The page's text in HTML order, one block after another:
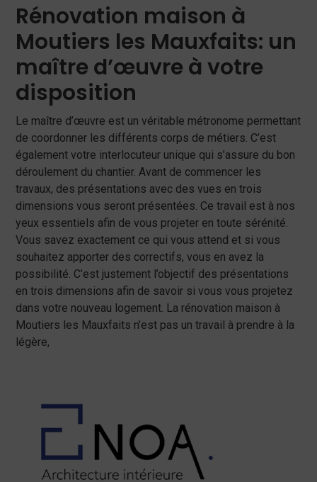
Rénovation maison à
Moutiers les Mauxfaits: un
maître d’œuvre à votre
disposition
Le maître d’œuvre est un véritable métronome permettant
de coordonner les différents corps de métiers. C’est
également votre interlocuteur unique qui s’assure du bon
déroulement du chantier. Avant de commencer les
travaux, des présentations avec des vues en trois
dimensions vous seront présentées. Ce travail est à nos
yeux essentiels afin de vous projeter en toute sérénité.
Vous savez exactement ce qui vous attend et si vous
souhaitez apporter des correctifs, vous en avez la
possibilité. C’est justement l’objectif des présentations
en trois dimensions afin de savoir si vous vous projetez
dans votre nouveau logement. La rénovation maison à
Moutiers les Mauxfaits n’est pas un travail à prendre à la
légère,